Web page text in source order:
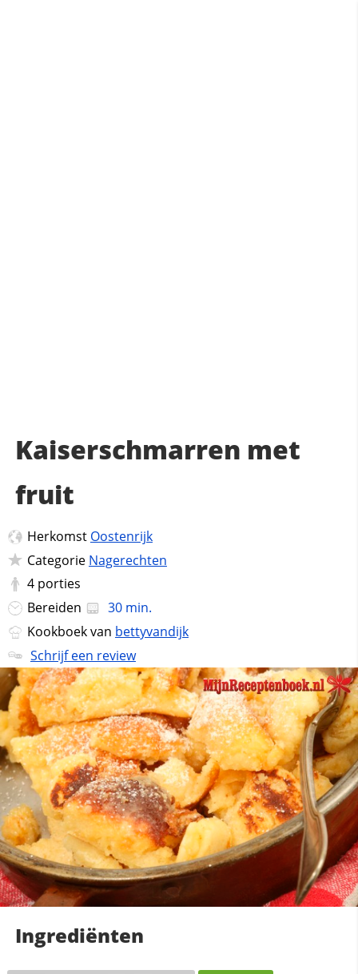
Kaiserschmarren met
fruit
Herkomst Oostenrijk
Categorie Nagerechten
4 porties
Bereiden
30 min.
Kookboek van bettyvandijk
Schrijf een review
Ingrediënten